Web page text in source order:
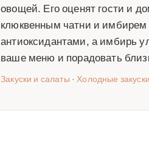
овощей. Его оценят гости и
клюквенным чатни и имбирем
антиоксидантами, а имбирь
ваше меню и порадовать
Закуски и салаты ·Холодные закуски